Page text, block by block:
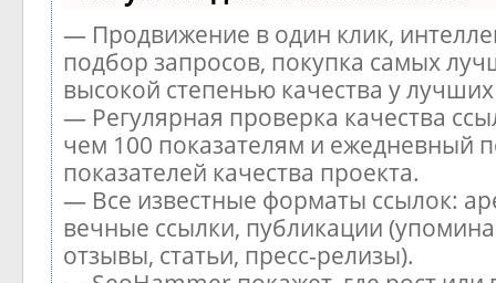
— Продвижение в один клик,
подбор запросов, покупка самых
высокой степенью качества у
— Регулярная проверка качества
чем 100 показателям и ежедневный
показателей качества проекта.
— Все известные форматы ссылок:
вечные ссылки, публикации
отзывы, статьи, пресс-релизы).